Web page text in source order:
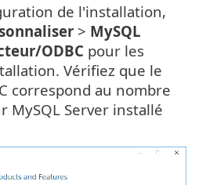
de l'installation,
> MySQL
ODBC pour les
Vérifiez que le
correspond au nombre
MySQL Server installé